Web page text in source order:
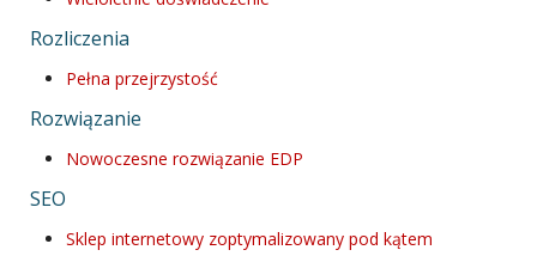
Rozliczenia
Pełna przejrzystość
Rozwiązanie
Nowoczesne rozwiązanie EDP
SEO
Sklep internetowy zoptymalizowany pod kątem